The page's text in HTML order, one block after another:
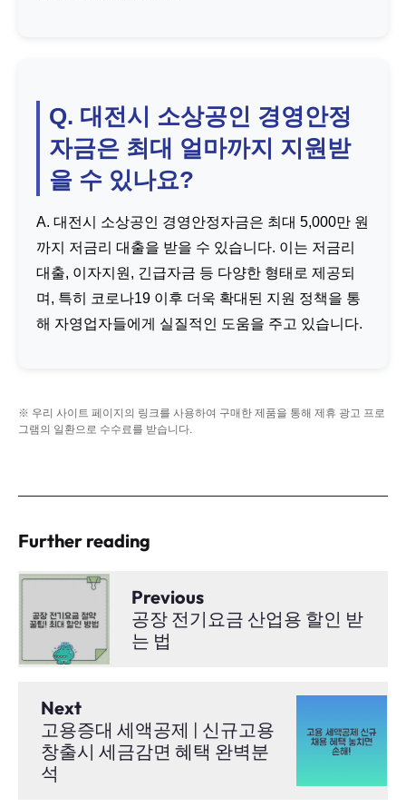
Q. 대전시 소상공인 경영안정
자금은 최대 얼마까지 지원받
을 수 있나요?
A. 대전시 소상공인 경영안정자금은 최대 5,000만 원
까지 저금리 대출을 받을 수 있습니다. 이는 저금리
대출, 이자지원, 긴급자금 등 다양한 형태로 제공되
며, 특히 코로나19 이후 더욱 확대된 지원 정책을 통
해 자영업자들에게 실질적인 도움을 주고 있습니다.
※ 우리 사이트 페이지의 링크를 사용하여 구매한 제품을 통해 제휴 광고 프로
그램의 일환으로 수수료를 받습니다.
Further reading
Previous
공장 전기요금 산업용 할인 받
는 법
Next
고용증대 세액공제 | 신규고용
창출시 세금감면 혜택 완벽분
석